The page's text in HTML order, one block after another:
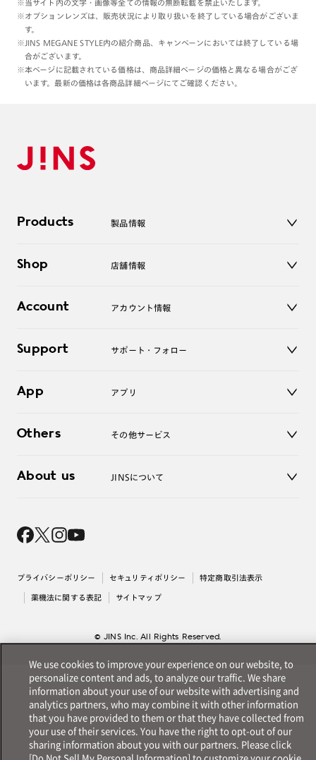
担っていて非常にまとまりが良い…👀
縦にも横にも大きめサイズで
直線のクールさ、シャープな印象も
ありながらカジュアルでもあり
絶妙なトータルデザインです。
という皆さま、
ぜひ各店舗およびオンラインにて
本日もご覧くださりありがとうございます☺︎
※当サイト内の文字・画像等全ての情報の無断転載を禁止いたします。
※オプションレンズは、販売状況により取り扱いを終了している場合がございま
す。
※JINS MEGANE STYLE内の紹介商品、キャンペーンにおいては終了している場
合がございます。
※本ページに記載されている価格は、商品詳細ページの価格と異なる場合がござ
います。最新の価格は各商品詳細ページにてご確認ください。
Products 製品情報
サングラス
コンタクトレンズ
アクセサリー
Shop 店舗情報
オンラインショップ
Account アカウント情報
ログアウト
Support サポート・フォロー
よくあるご質問
お問い合わせ
App アプリ
Others その他サービス
レンズ交換
About us JINSについて
採用情報
出店について
プライバシーポリシー セキュリティポリシー 特定商取引法表示
薬機法に関する表記 サイトマップ
© JINS Inc. All Rights Reserved.
We use cookies to improve your experience on our website, to
personalize content and ads, to analyze our traffic. We share
information about your use of our website with advertising and
analytics partners, who may combine it with other information
that you have provided to them or that they have collected from
your use of their services. You have the right to opt-out of our
sharing information about you with our partners. Please click